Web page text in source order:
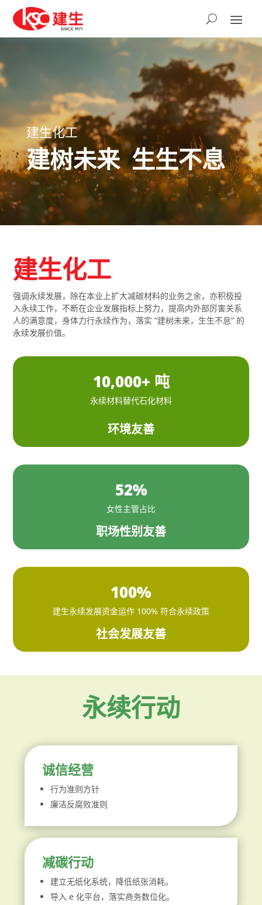
建生化工
建树未来 生生不息
建生化工
强调永续发展，除在本业上扩大减碳材料的业务之余，亦积极投
入永续工作，不断在企业发展指标上努力，提高内外部厉害关系
人的满意度，身体力行永续作为，落实 “建树未来，生生不息” 的
永续发展价值。
10,000+ 吨
永续材料替代石化材料
环境友善
52%
女性主管占比
职场性别友善
100%
建生永续发展资金运作 100% 符合永续政策
社会发展友善
永续行动
诚信经营
行为准则方针
廉洁反腐败准则
减碳行动
建立无纸化系统，降低纸张消耗。
导入 e 化平台，落实商务数位化。